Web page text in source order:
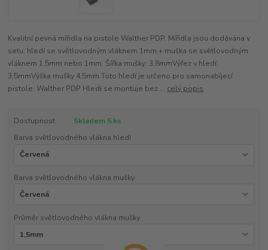
Kvalitní pevná mířidla na pistole Walther PDP. Mířidla jsou dodávána v
setu: hledí se světlovodným vláknem 1mm + muška se světlovodným
vláknem 1,5mm nebo 1mm. Šířka mušky: 3,8mmVýřez v hledí:
3,5mmVýška mušky 4,5mm Toto hledí je určeno pro samonabíjecí
pistole: Walther PDP Hledí se montuje bez ... celý popis
Dostupnost
Skladem 5 ks
Barva světlovodného vlákna hledí
Barva světlovodného vlákna mušky
Průměr světlovodného vlákna mušky